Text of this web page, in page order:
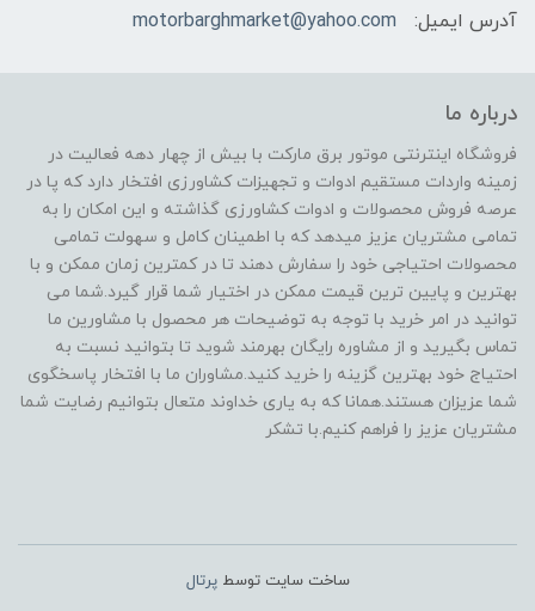
آدرس ایمیل:
motorbarghmarket@yahoo.com
درباره ما
فروشگاه اینترنتی موتور برق مارکت با بیش از چهار دهه فعالیت در
زمینه واردات مستقیم ادوات و تجهیزات کشاورزی افتخار دارد که پا در
عرصه فروش محصولات و ادوات کشاورزی گذاشته و این امکان را به
تمامی مشتریان عزیز میدهد که با اطمینان کامل و سهولت تمامی
محصولات احتیاجی خود را سفارش دهند تا در کمترین زمان ممکن و با
بهترین و پایین ترین قیمت ممکن در اختیار شما قرار گیرد.شما می
توانید در امر خرید با توجه به توضیحات هر محصول با مشاورین ما
تماس بگیرید و از مشاوره رایگان بهرمند شوید تا بتوانید نسبت به
احتیاج خود بهترین گزینه را خرید کنید.مشاوران ما با افتخار پاسخگوی
شما عزیزان هستند.همانا که به یاری خداوند متعال بتوانیم رضایت شما
مشتریان عزیز را فراهم کنیم.با تشکر
ساخت سایت توسطپرتال